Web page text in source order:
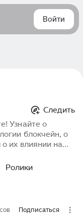
Войти
Следить
Узнайте о
блокчейн, о
их влиянии на
Ролики
Подписаться